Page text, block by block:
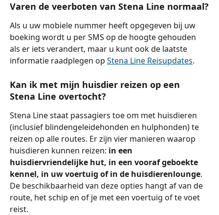
Varen de veerboten van Stena Line normaal?
Als u uw mobiele nummer heeft opgegeven bij uw
boeking wordt u per SMS op de hoogte gehouden
als er iets verandert, maar u kunt ook de laatste
informatie raadplegen op Stena Line Reisupdates.
Kan ik met mijn huisdier reizen op een
Stena Line overtocht?
Stena Line staat passagiers toe om met huisdieren
(inclusief blindengeleidehonden en hulphonden) te
reizen op alle routes. Er zijn vier manieren waarop
huisdieren kunnen reizen: in een
huisdiervriendelijke hut, in een vooraf geboekte
kennel, in uw voertuig of in de huisdierenlounge.
De beschikbaarheid van deze opties hangt af van de
route, het schip en of je met een voertuig of te voet
reist.